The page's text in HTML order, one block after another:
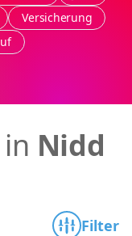
Versicherung
in Nidd
Filter